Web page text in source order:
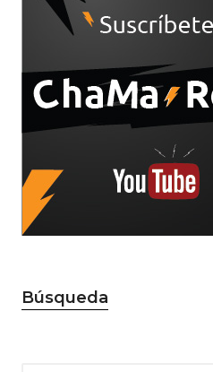
Búsqueda